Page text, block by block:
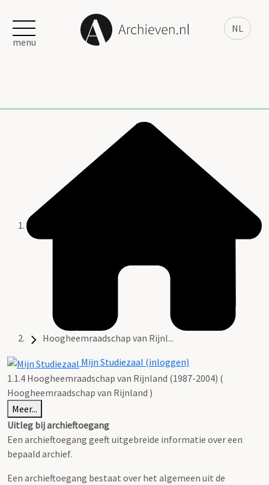
NL
menu
Hoogheemraadschap van Rijnl...
Mijn Studiezaal (inloggen)
1.1.4 Hoogheemraadschap van Rijnland (1987-2004) (
Hoogheemraadschap van Rijnland )
Meer...
Uitleg bij archieftoegang
Een archieftoegang geeft uitgebreide informatie over een
bepaald archief.
Een archieftoegang bestaat over het algemeen uit de